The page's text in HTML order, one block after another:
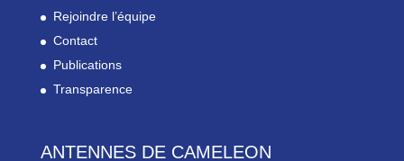
Rejoindre l’équipe
Contact
Publications
Transparence
ANTENNES DE CAMELEON